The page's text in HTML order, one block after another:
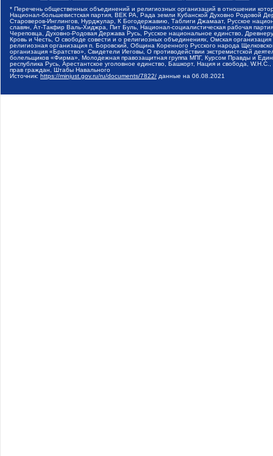
* Перечень общественных объединений и религиозных организаций в отношении
Национал-большевистская партия, ВЕК РА, Рада земли Кубанской Духовно Родовой
Староверов-Инглингов, Нурджулар, К Богодержавию, Таблиги Джамаат, Русское
славян, Ат-Такфир Валь-Хиджра, Пит Буль, Национал-социалистическая рабочая
Череповца, Духовно-Родовая Держава Русь, Русское национальное единство,
Кровь и Честь, О свободе совести и о религиозных объединениях, Омская
религиозная организация п. Боровский, Община Коренного Русского народа
организация «Братство», Свидетели Иеговы, О противодействии экстремистской
болельщиков «Фирма», Молодежная правозащитная группа МПГ, Курсом Правды и
республика Русь, Арестантское уголовное единство, Башкорт, Нация и свобода,
прав граждан, Штабы Навального
Источник: https://minjust.gov.ru/ru/documents/7822/ данные на 06.08.2021